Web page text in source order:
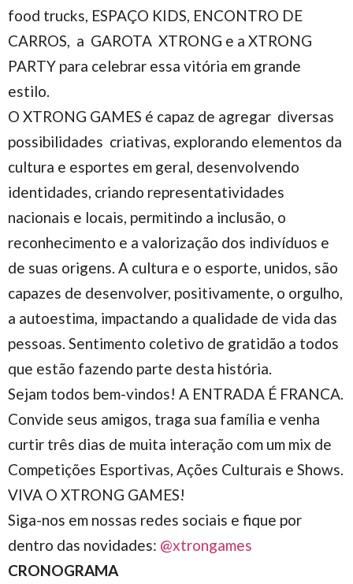
food trucks, ESPAÇO KIDS, ENCONTRO DE
CARROS, a GAROTA XTRONG e a XTRONG
PARTY para celebrar essa vitória em grande
estilo.
O XTRONG GAMES é capaz de agregar diversas
possibilidades criativas, explorando elementos da
cultura e esportes em geral, desenvolvendo
identidades, criando representatividades
nacionais e locais, permitindo a inclusão, o
reconhecimento e a valorização dos indivíduos e
de suas origens. A cultura e o esporte, unidos, são
capazes de desenvolver, positivamente, o orgulho,
a autoestima, impactando a qualidade de vida das
pessoas. Sentimento coletivo de gratidão a todos
que estão fazendo parte desta história.
Sejam todos bem-vindos! A ENTRADA É FRANCA.
Convide seus amigos, traga sua família e venha
curtir três dias de muita interação com um mix de
Competições Esportivas, Ações Culturais e Shows.
VIVA O XTRONG GAMES!
Siga-nos em nossas redes sociais e fique por
dentro das novidades: @xtrongames
CRONOGRAMA